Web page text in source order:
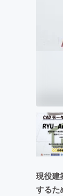
現役建
するた